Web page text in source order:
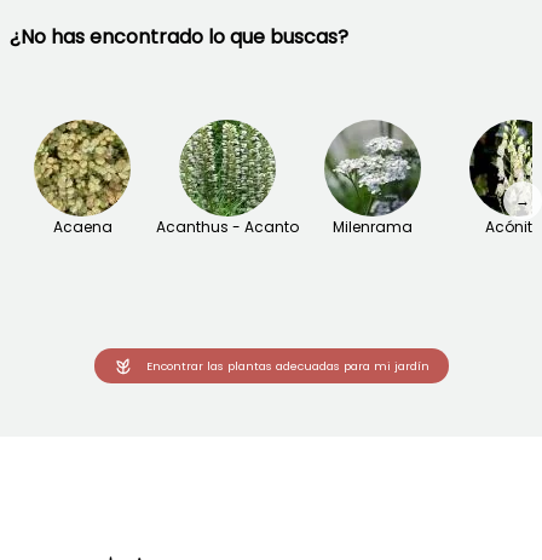
¿No has encontrado lo que buscas?
Acaena Acanthus - Acanto Milenrama
→
Encontrar las plantas adecuadas para mi jardín